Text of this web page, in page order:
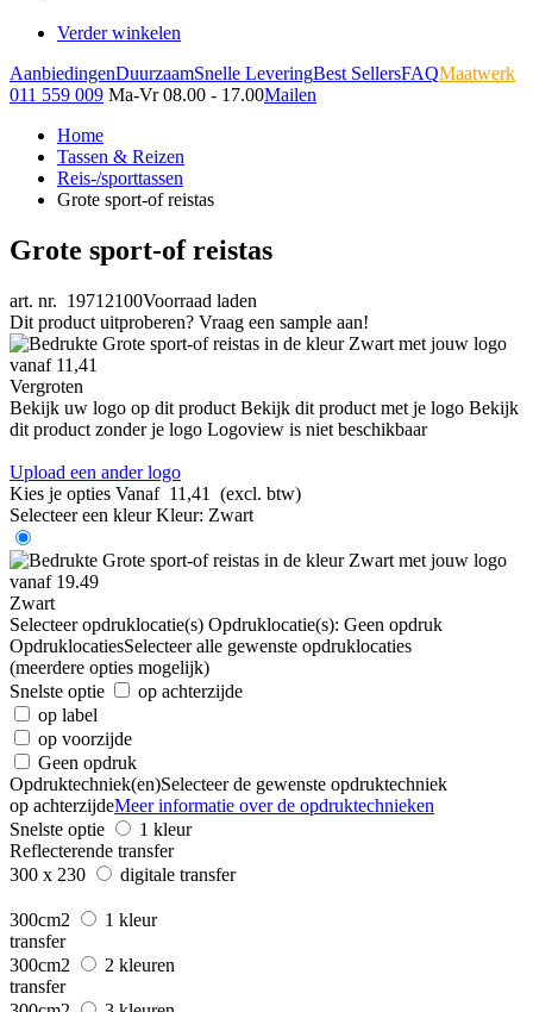
Verder winkelen
AanbiedingenDuurzaamSnelle LeveringBest SellersFAQMaatwerk
011 559 009 Ma-Vr 08.00 - 17.00Mailen
Home
Tassen & Reizen
Reis-/sporttassen
Grote sport-of reistas
Grote sport-of reistas
art. nr. 19712100Voorraad laden
Dit product uitproberen? Vraag een sample aan!
Vergroten
Bekijk uw logo op dit product Bekijk dit product met je logo Bekijk
dit product zonder je logo Logoview is niet beschikbaar
Upload een ander logo
Kies je opties Vanaf 11,41
(excl. btw)
Selecteer een kleur Kleur: Zwart
Zwart
Selecteer opdruklocatie(s) Opdruklocatie(s): Geen opdruk
OpdruklocatiesSelecteer alle gewenste opdruklocaties
(meerdere opties mogelijk)
Snelste optie
op achterzijde
op label
op voorzijde
Geen opdruk
Opdruktechniek(en)Selecteer de gewenste opdruktechniek
op achterzijdeMeer informatie over de opdruktechnieken
Snelste optie
1 kleur
Reflecterende transfer
300 x 230
digitale transfer
300cm2
1 kleur
transfer
300cm2
2 kleuren
transfer